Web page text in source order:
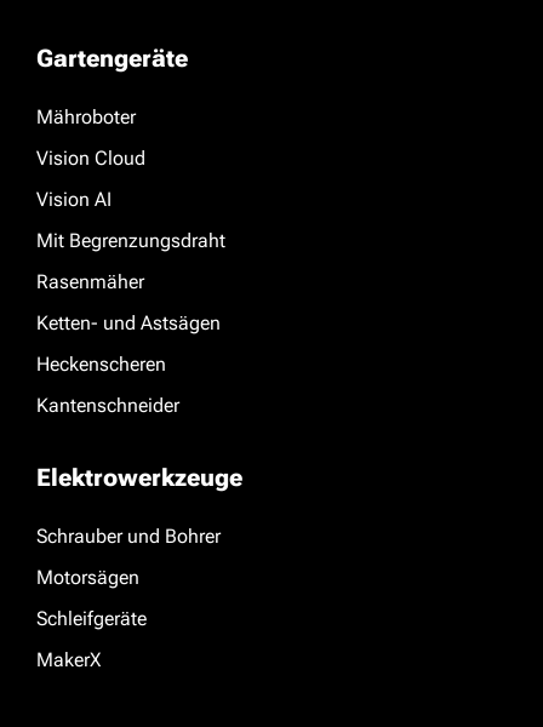
Gartengeräte
Mähroboter
Vision Cloud
Vision AI
Mit Begrenzungsdraht
Rasenmäher
Ketten- und Astsägen
Heckenscheren
Kantenschneider
Elektrowerkzeuge
Schrauber und Bohrer
Motorsägen
Schleifgeräte
MakerX